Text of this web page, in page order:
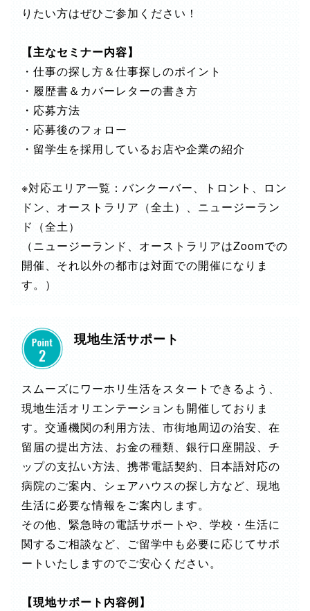
りたい方はぜひご参加ください！
【主なセミナー内容】
・仕事の探し方＆仕事探しのポイント
・履歴書＆カバーレターの書き方
・応募方法
・応募後のフォロー
・留学生を採用しているお店や企業の紹介
※対応エリア一覧：バンクーバー、トロント、ロン
ドン、オーストラリア（全土）、ニュージーラン
ド（全土）
（ニュージーランド、オーストラリアはZoomでの
開催、それ以外の都市は対面での開催になりま
す。）
現地生活サポート
スムーズにワーホリ生活をスタートできるよう、
現地生活オリエンテーションも開催しておりま
す。交通機関の利用方法、市街地周辺の治安、在
留届の提出方法、お金の種類、銀行口座開設、チ
ップの支払い方法、携帯電話契約、日本語対応の
病院のご案内、シェアハウスの探し方など、現地
生活に必要な情報をご案内します。
その他、緊急時の電話サポートや、学校・生活に
関するご相談など、ご留学中も必要に応じてサポ
ートいたしますのでご安心ください。
【現地サポート内容例】